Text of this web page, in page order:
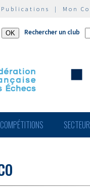
Publications | Mon
Rechercher un club
COMPÉTITIONS